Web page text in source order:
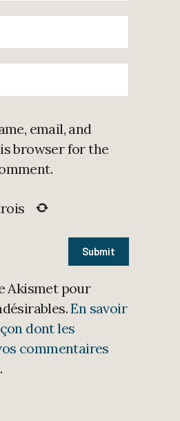
email, and
browser for the
Akismet pour
En savoir
dont les
commentaires
.